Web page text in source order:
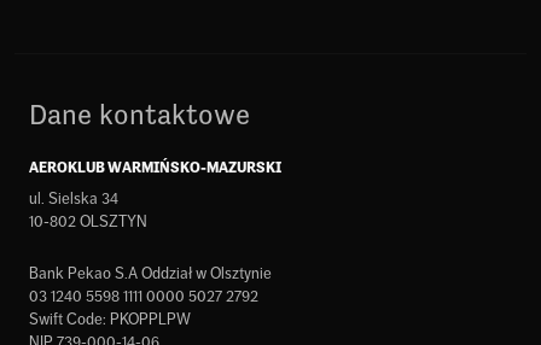
Dane kontaktowe
AEROKLUB WARMIŃSKO-MAZURSKI
ul. Sielska 34
10-802 OLSZTYN
Bank Pekao S.A Oddział w Olsztynie
03 1240 5598 1111 0000 5027 2792
Swift Code: PKOPPLPW